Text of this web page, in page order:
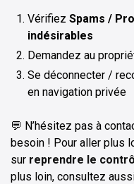
Vérifiez Spams /
indésirables
Demandez au
Se déconnecter /
en navigation privée
💬 N’hésitez pas à
besoin ! Pour aller plus
sur reprendre le
plus loin, consultez